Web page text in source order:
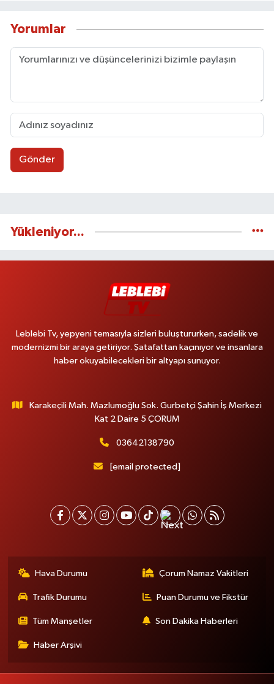
Yorumlar
Gönder
Yükleniyor...
Leblebi Tv, yepyeni temasıyla sizleri buluştururken, sadelik ve
modernizmi bir araya getiriyor. Şatafattan kaçınıyor ve insanlara
haber okuyabilecekleri bir altyapı sunuyor.
Karakeçili Mah. Mazlumoğlu Sok. Gurbetçi Şahin İş Merkezi
Kat 2 Daire 5 ÇORUM
03642138790
[email protected]
Hava Durumu Çorum Namaz Vakitleri
Trafik Durumu Puan Durumu ve Fikstür
Tüm Manşetler Son Dakika Haberleri
Haber Arşivi